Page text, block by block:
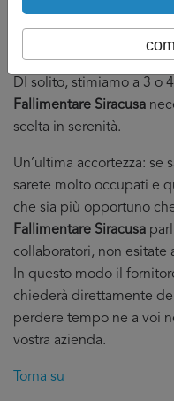
da poter fare
DI solito, stimiamo a 3 o
Fallimentare Siracusa
scelta in serenità.
Un’ultima accortezza:
sarete molto occupati e
che sia più opportuno
Fallimentare Siracusa
collaboratori, non esitate
In questo modo il
chiederà direttamente
perdere tempo ne a voi
vostra azienda.
Torna su